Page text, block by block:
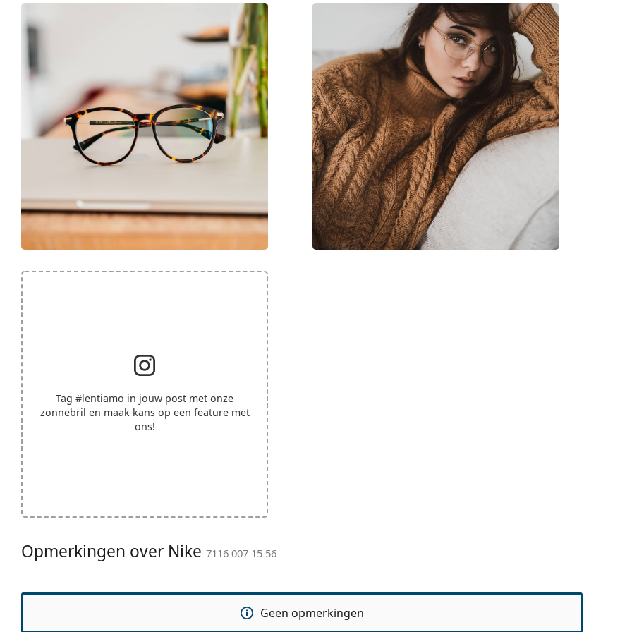
Tag #lentiamo in jouw post met onze
zonnebril en maak kans op een feature met
ons!
Opmerkingen over Nike 7116 007 15 56
Geen opmerkingen